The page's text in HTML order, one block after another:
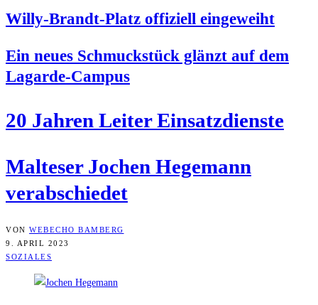
Wil­ly-Brandt-Platz offi­zi­ell eingeweiht
Ein neu­es Schmuck­stück glänzt auf dem
Lagarde-Campus
20 Jah­ren Lei­ter Einsatzdienste
Mal­te­ser Jochen Hege­mann
verabschiedet
VON WEBECHO BAMBERG
9. APRIL 2023
SOZIALES